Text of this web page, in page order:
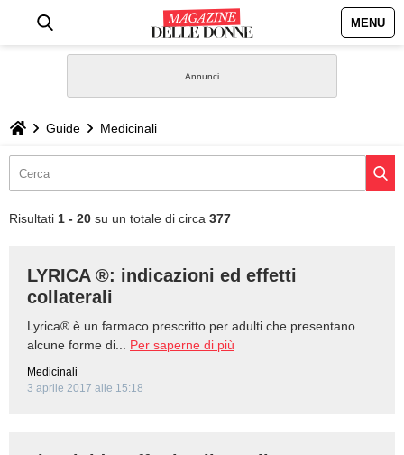
MENU
STILE
GASTRONOMIA
CAPELLI
SESSO
Guide Medicinali
Risultati 1 - 20 su un totale di circa 377
LYRICA ®: indicazioni ed effetti
collaterali
Lyrica® è un farmaco prescritto per adulti che presentano
alcune forme di... Per saperne di più
Medicinali
3 aprile 2017 alle 15:18